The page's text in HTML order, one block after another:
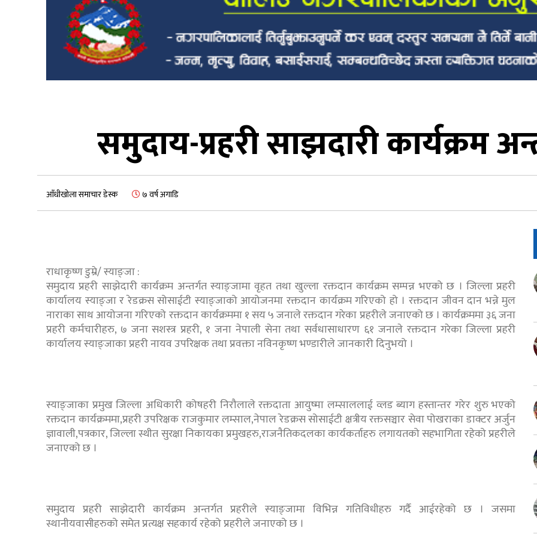
समुदाय-प्रहरी साझदारी कार्यक्रम
आँधीखोला समाचार डेस्क ७ वर्ष अगाडि
राधाकृष्ण डुम्रे/ स्याङ्जा :
समुदाय प्रहरी साझेदारी कार्यक्रम अन्तर्गत स्याङ्जामा वृहत तथा खुल्ला रक्तदान कार्यक्रम सम्पन्न भएको छ । जिल्ला प्रहरी
कार्यालय स्याङ्जा र रेडक्रस सोसाईटी स्याङ्जाको आयोजनमा रक्तदान कार्यक्रम गरिएको हो । रक्तदान जीवन दान भन्ने मुल
नाराका साथ आयोजना गरिएको रक्तदान कार्यक्रममा १ सय ५ जनाले रक्तदान गरेका प्रहरीले जनाएको छ । कार्यक्रममा ३६ जना
प्रहरी कर्मचारीहरु, ७ जना सशस्त्र प्रहरी, १ जना नेपाली सेना तथा सर्वधासाधारण ६१ जनाले रक्तदान गरेका जिल्ला प्रहरी
कार्यालय स्याङ्जाका प्रहरी नायव उपरिक्षक तथा प्रवक्ता नविनकृष्ण भण्डारीले जानकारी दिनुभयो ।
स्याङ्जाका प्रमुख जिल्ला अधिकारी कोषहरी निरौलाले रक्तदाता आयुष्मा लम्साललाई व्लड ब्याग हस्तान्तर गरेर शुरु भएको
रक्तदान कार्यक्रममा,प्रहरी उपरिक्षक राजकुमार लम्साल,नेपाल रेडक्रस सोसाईटी क्षत्रीय रक्तसञ्चार सेवा पोखराका डाक्टर अर्जुन
ज्ञावाली,पत्रकार, जिल्ला स्थीत सुरक्षा निकायका प्रमुखहरु,राजनैतिकदलका कार्यकर्ताहरु लगायतको सहभागिता रहेको प्रहरीले
जनाएको छ ।
समुदाय प्रहरी साझेदारी कार्यक्रम अन्तर्गत प्रहरीले स्याङ्जामा विभिन्न गतिविधीहरु गर्दै आईरहेको छ । जसमा
स्थानीयवासीहरुको समेत प्रत्यक्ष सहकार्य रहेको प्रहरीले जनाएको छ ।